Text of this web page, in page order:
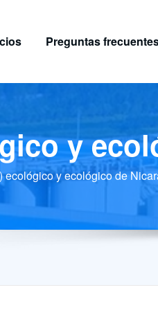
Preguntas
y
ecológico y ecológico de